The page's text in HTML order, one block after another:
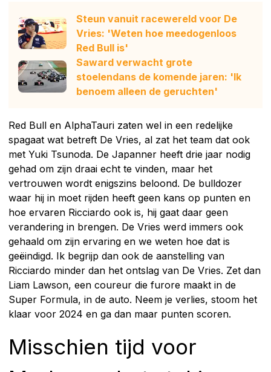
Steun vanuit racewereld voor De
Vries: 'Weten hoe meedogenloos
Red Bull is'
Saward verwacht grote
stoelendans de komende jaren: 'Ik
benoem alleen de geruchten'
Red Bull en AlphaTauri zaten wel in een redelijke
spagaat wat betreft De Vries, al zat het team dat ook
met Yuki Tsunoda. De Japanner heeft drie jaar nodig
gehad om zijn draai echt te vinden, maar het
vertrouwen wordt enigszins beloond. De bulldozer
waar hij in moet rijden heeft geen kans op punten en
hoe ervaren Ricciardo ook is, hij gaat daar geen
verandering in brengen. De Vries werd immers ook
gehaald om zijn ervaring en we weten hoe dat is
geëindigd. Ik begrijp dan ook de aanstelling van
Ricciardo minder dan het ontslag van De Vries. Zet dan
Liam Lawson, een coureur die furore maakt in de
Super Formula, in de auto. Neem je verlies, stoom het
klaar voor 2024 en ga dan maar punten scoren.
Misschien tijd voor